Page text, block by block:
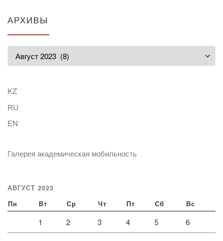
АРХИВЫ
KZ
RU
EN
Галерея академическая мобильность
АВГУСТ 2023
Пн Вт Ср Чт Пт Сб Вс
1 2 3 4 5 6